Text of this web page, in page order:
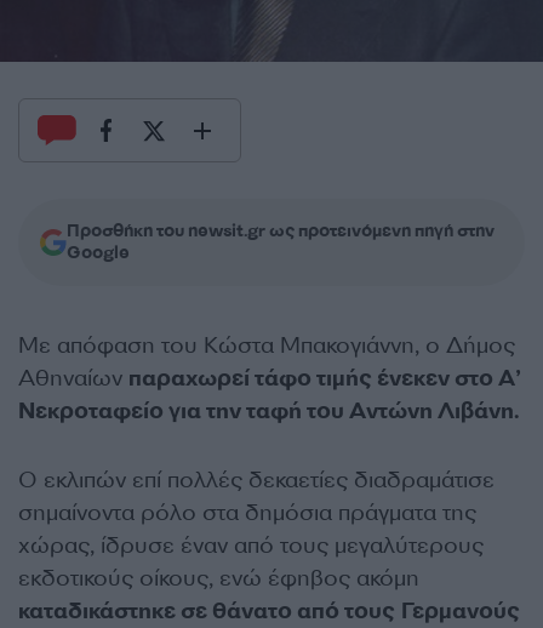
Προσθήκη του newsit.gr ως προτεινόμενη πηγή στην
Google
Με απόφαση του Κώστα Μπακογιάννη, ο Δήμος
Αθηναίων παραχωρεί τάφο τιμής ένεκεν στο Α’
Νεκροταφείο για την ταφή του Αντώνη Λιβάνη.
Ο εκλιπών επί πολλές δεκαετίες διαδραμάτισε
σημαίνοντα ρόλο στα δημόσια πράγματα της
χώρας, ίδρυσε έναν από τους μεγαλύτερους
εκδοτικούς οίκους, ενώ έφηβος ακόμη
καταδικάστηκε σε θάνατο από τους Γερμανούς